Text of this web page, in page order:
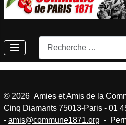
Rechercher
© 2026 Amies et Amis de la
Cinq Diamants 75013-Paris - 01
- amis@commune1871.org -